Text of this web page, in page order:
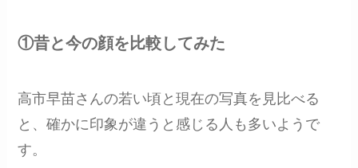
①昔と今の顔を比較してみた
高市早苗さんの若い頃と現在の写真を見比べる
と、確かに印象が違うと感じる人も多いようで
す。